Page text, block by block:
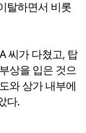
탈하면서 비롯
씨가 다쳤고, 탑
상을 입은 것으
와 상가 내부에
다.